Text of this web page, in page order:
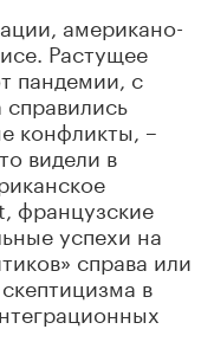
американо-
Растущее
пандемии, с
конфликты, –
видели в
французские
успехи на
справа или
в